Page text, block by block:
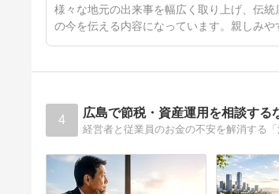
1年6ヶ月前
様々な地元の出来事を幅広く取り上げ、伝
の今を伝える内容になっています。親しみ
4 広島で節税・資産運用を相談する
経営者と従業員のお金の不安を解消する